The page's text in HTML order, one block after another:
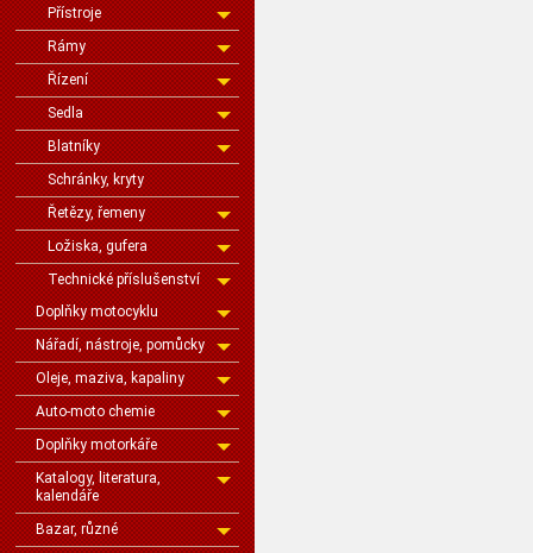
Přístroje
Rámy
Řízení
Sedla
Blatníky
Schránky, kryty
Řetězy, řemeny
Ložiska, gufera
Technické příslušenství
Doplňky motocyklu
Nářadí, nástroje, pomůcky
Oleje, maziva, kapaliny
Auto-moto chemie
Doplňky motorkáře
Katalogy, literatura,
kalendáře
Bazar, různé